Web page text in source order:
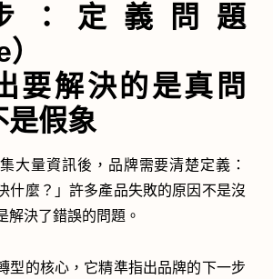
：定義問題
要解決的是真問
是假象
大量資訊後，品牌需要清楚定義：
什麼？」許多產品失敗的原因不是沒
解決了錯誤的問題。
型的核心，它精準指出品牌的下一步